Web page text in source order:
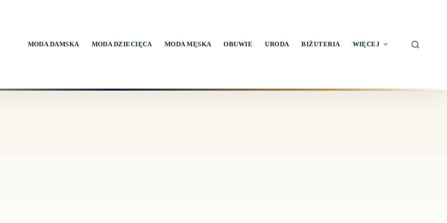
MODA DAMSKA MODA DZIECIĘCA MODA MĘSKA OBUWIE URODA BIŻUTERIA WIĘCEJ